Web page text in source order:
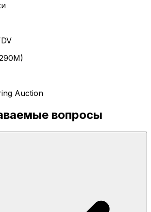
Auction
вопросы